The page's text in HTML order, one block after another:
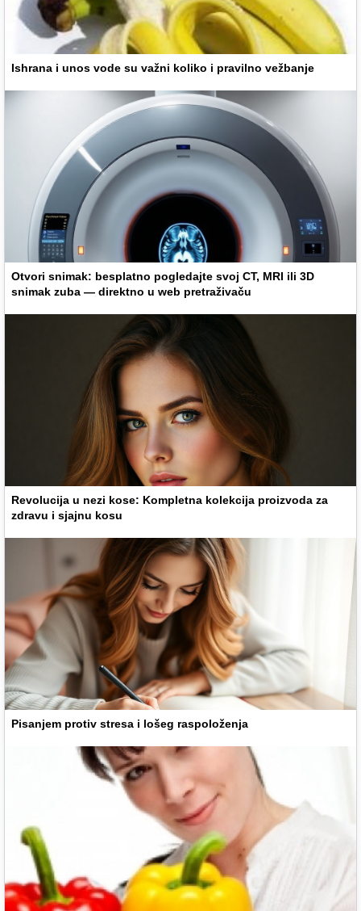
Ishrana i unos vode su važni koliko i pravilno vežbanje
Otvori snimak: besplatno pogledajte svoj CT, MRI ili 3D
snimak zuba — direktno u web pretraživaču
Revolucija u nezi kose: Kompletna kolekcija proizvoda za
zdravu i sjajnu kosu
Pisanjem protiv stresa i lošeg raspoloženja